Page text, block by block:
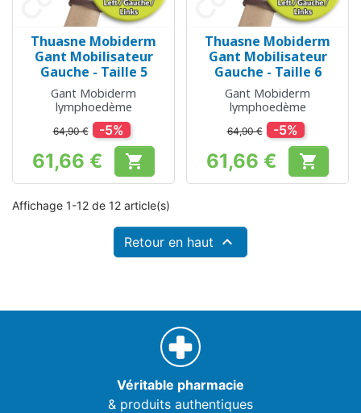
Thuasne Mobiderm
Gant Mobilisateur
Gauche - Taille 5
Gant Mobiderm
lymphoedème
64,90 € -5%
Prix
61,66 € 
Thuasne Mobiderm
Gant Mobilisateur
Gauche - Taille 6
Gant Mobiderm
lymphoedème
64,90 € -5%
Prix
61,66 € 
Affichage 1-12 de 12 article(s)
Retour en haut 
Véritable pharmacie
& produits authentiques